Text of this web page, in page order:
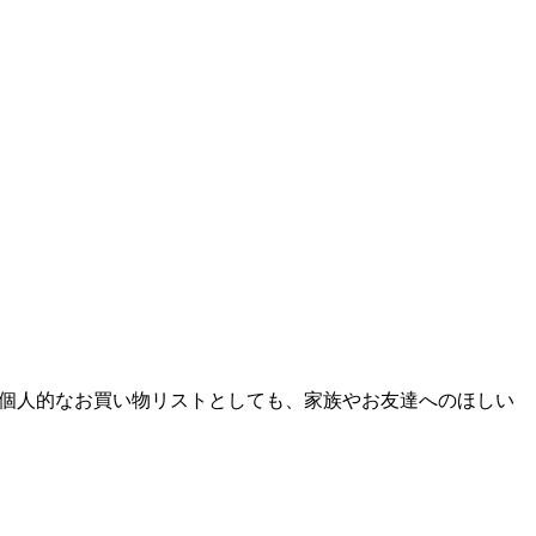
人的なお買い物リストとしても、家族やお友達へのほしい